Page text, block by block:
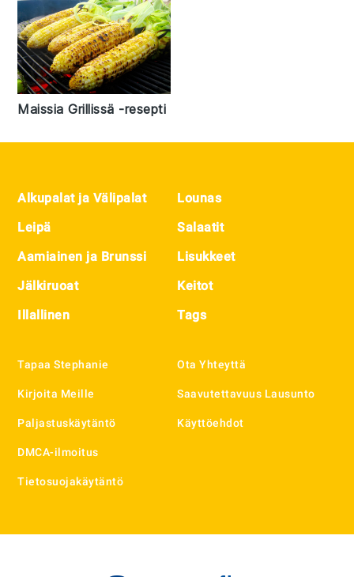
Maissia Grillissä -resepti
Footer
Alkupalat ja Välipalat
Leipä
Aamiainen ja Brunssi
Jälkiruoat
Illallinen
Lounas
Salaatit
Lisukkeet
Keitot
Tags
Tapaa Stephanie
Kirjoita Meille
Paljastuskäytäntö
DMCA-ilmoitus
Tietosuojakäytäntö
Ota Yhteyttä
Saavutettavuus Lausunto
Käyttöehdot